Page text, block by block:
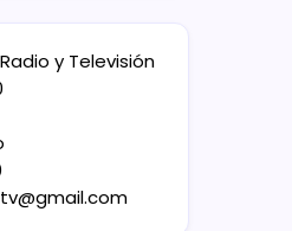
y Televisión